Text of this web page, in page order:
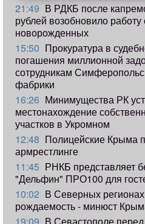
21:49 В РДКБ после
рублей возобновило работу
новорожденных
15:50 Прокуратура в
погашения миллионной
сотрудникам
фабрики
16:26 Минимущества РК
местонахождение
участков в Укромном
12:48 Полицейские Крыма
армрестлинге
11:45 РНКБ представляет
"Дельфин" ПРО100 для
10:02 В Северных
рождаемость - минюст